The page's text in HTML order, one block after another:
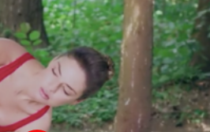
полёт души
внутренний покой
утренние грёзы